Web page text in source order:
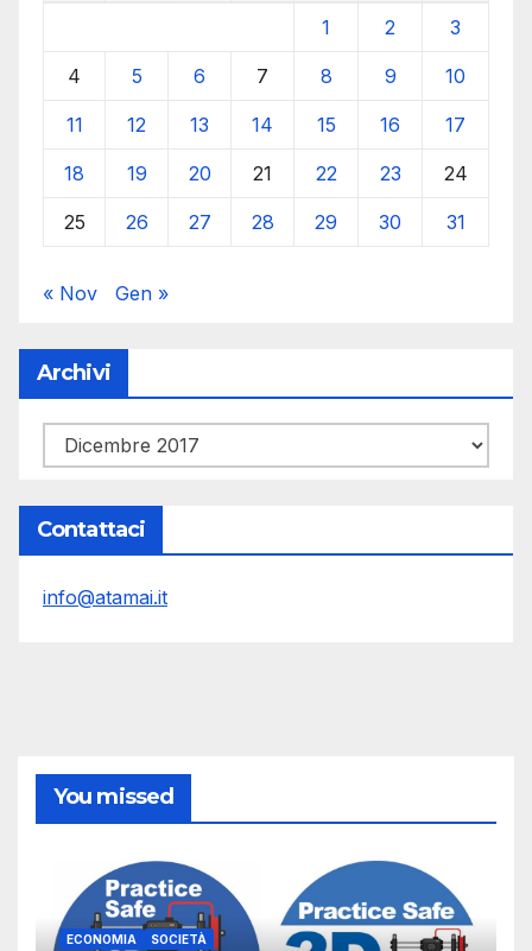
1 2 3
4 5 6 7 8 9 10
11 12 13 14 15 16 17
18 19 20 21 22 23 24
25 26 27 28 29 30 31
« Nov Gen »
Archivi
Archivi
Contattaci
info@atamai.it
You missed
ECONOMIA SOCIETÀ